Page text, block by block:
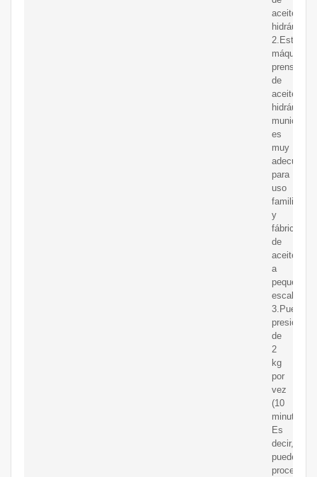
aceite
hidráulica.
2.Esta
máquina
prensadora
de
aceite
hidráulica
municipal
es
muy
adecuada
para
uso
familiar
y
fábricas
de
aceite
a
pequeña
escala.
3.Puede
presionar
de
2
kg
por
vez
(10
minutos).
Es
decir,
puede
procesar